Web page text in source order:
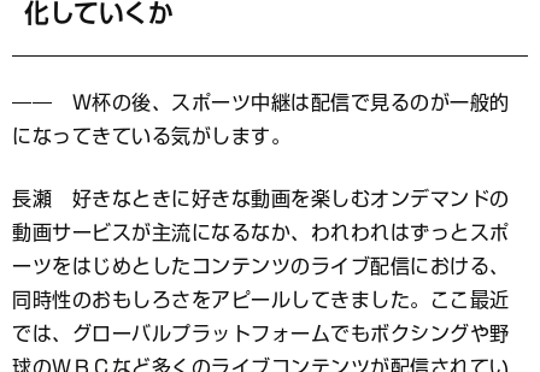
化していくか
―― Ｗ杯の後、スポーツ中継は配信で見るのが一般的
になってきている気がします。
長瀬 好きなときに好きな動画を楽しむオンデマンドの
動画サービスが主流になるなか、われわれはずっとスポ
ーツをはじめとしたコンテンツのライブ配信における、
同時性のおもしろさをアピールしてきました。ここ最近
では、グローバルプラットフォームでもボクシングや野
球のＷＢＣなど多くのライブコンテンツが配信されてい